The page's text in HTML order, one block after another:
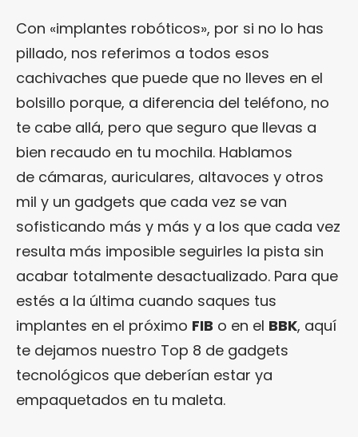
Con «implantes robóticos», por si no lo has
pillado, nos referimos a todos esos
cachivaches que puede que no lleves en el
bolsillo porque, a diferencia del teléfono, no
te cabe allá, pero que seguro que llevas a
bien recaudo en tu mochila. Hablamos
de cámaras, auriculares, altavoces y otros
mil y un gadgets que cada vez se van
sofisticando más y más y a los que cada vez
resulta más imposible seguirles la pista sin
acabar totalmente desactualizado. Para que
estés a la última cuando saques tus
implantes en el próximo FIB o en el BBK, aquí
te dejamos nuestro Top 8 de gadgets
tecnológicos que deberían estar ya
empaquetados en tu maleta.